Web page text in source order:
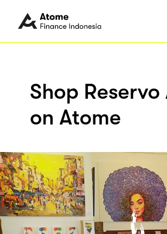
Shop Reservo
on Atome